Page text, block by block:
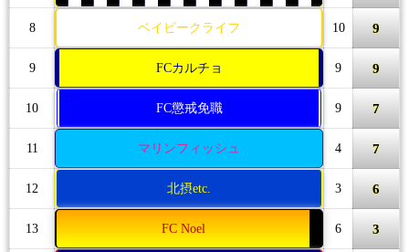
8 ベイビークライフ 10 9
9 FCカルチョ 9 9
10 FC懲戒免職 9 7
11 マリンフィッシュ 4 7
12 北摂etc. 3 6
13 FC Noel 6 3